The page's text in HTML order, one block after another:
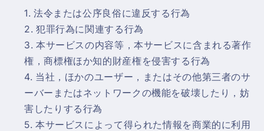
法令または公序良俗に違反する行為
犯罪行為に関連する行為
本サービスの内容等，本サービスに含まれる著作
権，商標権ほか知的財産権を侵害する行為
当社，ほかのユーザー，またはその他第三者のサ
ーバーまたはネットワークの機能を破壊したり，妨
害したりする行為
本サービスによって得られた情報を商業的に利用